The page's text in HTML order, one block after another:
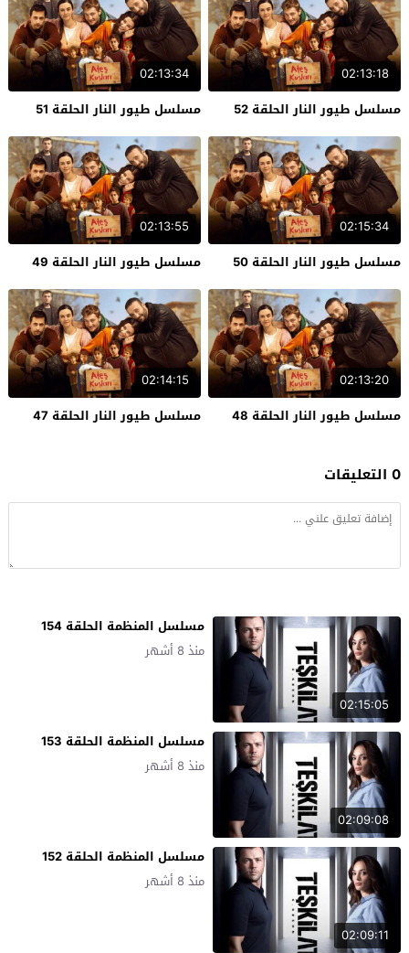
02:13:18
مسلسل طيور النار الحلقة 52
02:13:34
مسلسل طيور النار الحلقة 51
02:15:34
مسلسل طيور النار الحلقة 50
02:13:55
مسلسل طيور النار الحلقة 49
02:13:20
مسلسل طيور النار الحلقة 48
02:14:15
مسلسل طيور النار الحلقة 47
0 التعليقات
02:15:05
مسلسل المنظمة الحلقة 154
منذ 8 أشهر
02:09:08
مسلسل المنظمة الحلقة 153
منذ 8 أشهر
02:09:11
مسلسل المنظمة الحلقة 152
منذ 8 أشهر